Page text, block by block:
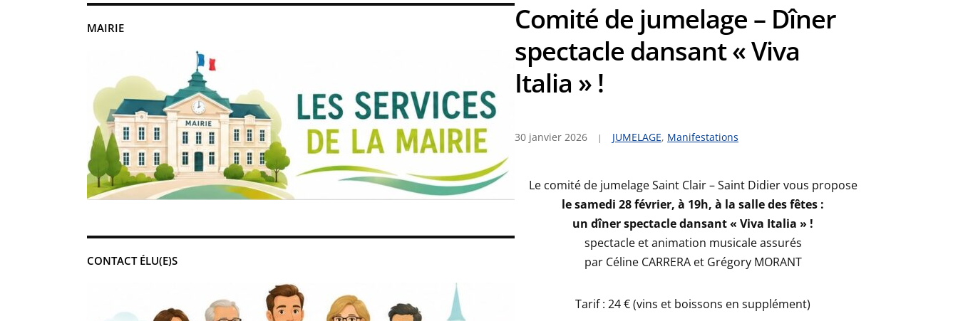
MAIRIE
CONTACT ÉLU(E)S
Comité de jumelage – Dîner
spectacle dansant « Viva
Italia » !
30 janvier 2026 JUMELAGE, Manifestations
Le comité de jumelage Saint Clair – Saint Didier vous propose
le samedi 28 février, à 19h, à la salle des fêtes :
un dîner spectacle dansant « Viva Italia » !
spectacle et animation musicale assurés
par Céline CARRERA et Grégory MORANT
Tarif : 24 € (vins et boissons en supplément)